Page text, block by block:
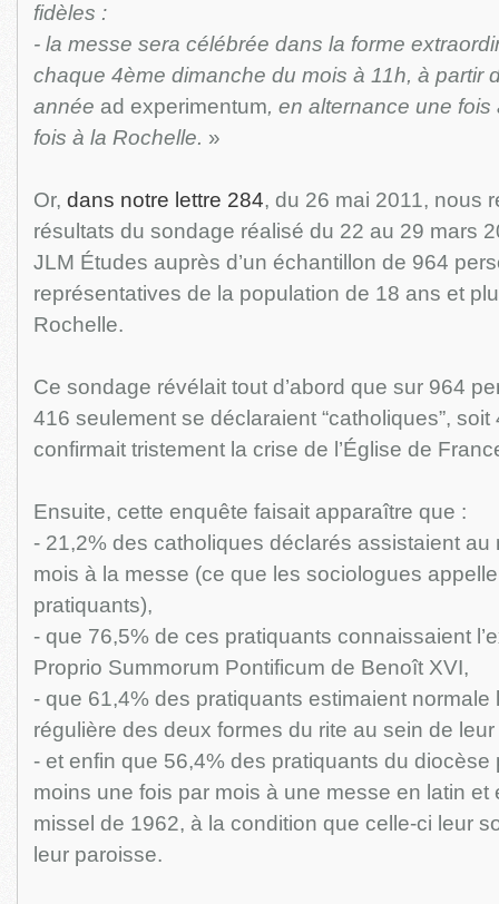
fidèles :
- la messe sera célébrée dans la forme
chaque 4ème dimanche du mois à 11h, à partir
année ad experimentum, en alternance une fois
fois à la Rochelle. »
Or, dans notre lettre 284, du 26 mai 2011, nous
résultats du sondage réalisé du 22 au 29 mars
JLM Études auprès d’un échantillon de 964
représentatives de la population de 18 ans et
Rochelle.
Ce sondage révélait tout d’abord que sur 964
416 seulement se déclaraient “catholiques”,
confirmait tristement la crise de l’Église de
Ensuite, cette enquête faisait apparaître que :
- 21,2% des catholiques déclarés assistaient au
mois à la messe (ce que les sociologues
pratiquants),
- que 76,5% de ces pratiquants connaissaient
Proprio Summorum Pontificum de Benoît XVI,
- que 61,4% des pratiquants estimaient normale
régulière des deux formes du rite au sein de
- et enfin que 56,4% des pratiquants du diocèse
moins une fois par mois à une messe en latin et
missel de 1962, à la condition que celle-ci leur
leur paroisse.